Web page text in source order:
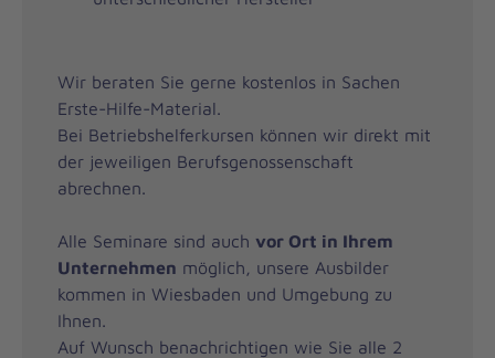
Wir beraten Sie gerne kostenlos in Sachen
Erste-Hilfe-Material.
Bei Betriebshelferkursen können wir direkt mit
der jeweiligen Berufsgenossenschaft
abrechnen.
Alle Seminare sind auch vor Ort in Ihrem
Unternehmen möglich, unsere Ausbilder
kommen in Wiesbaden und Umgebung zu
Ihnen.
Auf Wunsch benachrichtigen wie Sie alle 2